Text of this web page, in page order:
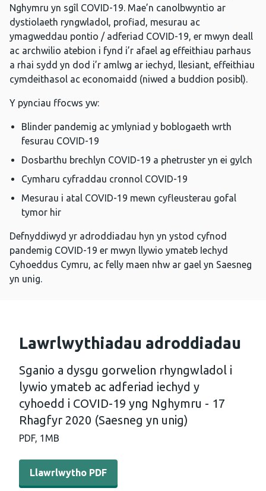
Nghymru yn sgîl COVID-19. Mae’n canolbwyntio ar
dystiolaeth ryngwladol, profiad, mesurau ac
ymagweddau pontio / adferiad COVID-19, er mwyn deall
ac archwilio atebion i fynd i’r afael ag effeithiau parhaus
a rhai sydd yn dod i’r amlwg ar iechyd, llesiant, effeithiau
cymdeithasol ac economaidd (niwed a buddion posibl).
Y pynciau ffocws yw:
Blinder pandemig ac ymlyniad y boblogaeth wrth
fesurau COVID-19
Dosbarthu brechlyn COVID-19 a phetruster yn ei gylch
Cymharu cyfraddau cronnol COVID-19
Mesurau i atal COVID-19 mewn cyfleusterau gofal
tymor hir
Defnyddiwyd yr adroddiadau hyn yn ystod cyfnod
pandemig COVID-19 er mwyn llywio ymateb Iechyd
Cyhoeddus Cymru, ac felly maen nhw ar gael yn Saesneg
yn unig.
Lawrlwythiadau adroddiadau
Sganio a dysgu gorwelion rhyngwladol i
lywio ymateb ac adferiad iechyd y
cyhoedd i COVID-19 yng Nghymru - 17
Rhagfyr 2020 (Saesneg yn unig)
PDF, 1MB
Llawrlwytho PDF - Sganio a dysgu gorwelion
Llawrlwytho PDF